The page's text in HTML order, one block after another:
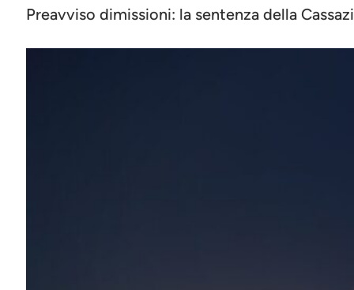
Preavviso dimissioni: la sentenza della